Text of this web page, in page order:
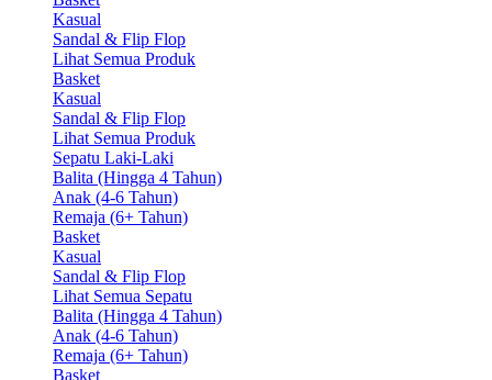
Kasual
Sandal & Flip Flop
Lihat Semua Produk
Basket
Kasual
Sandal & Flip Flop
Lihat Semua Produk
Sepatu Laki-Laki
Balita (Hingga 4 Tahun)
Anak (4-6 Tahun)
Remaja (6+ Tahun)
Basket
Kasual
Sandal & Flip Flop
Lihat Semua Sepatu
Balita (Hingga 4 Tahun)
Anak (4-6 Tahun)
Remaja (6+ Tahun)
Basket